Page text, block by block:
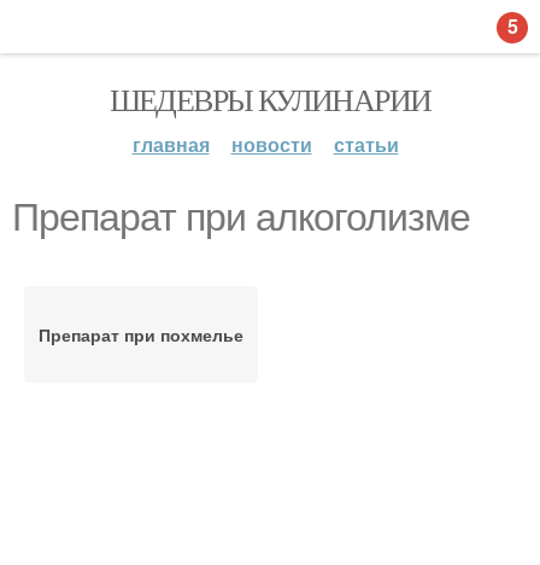
ШЕДЕВРЫ КУЛИНАРИИ
главная новости статьи
Препарат при алкоголизме
Препарат при похмелье
5